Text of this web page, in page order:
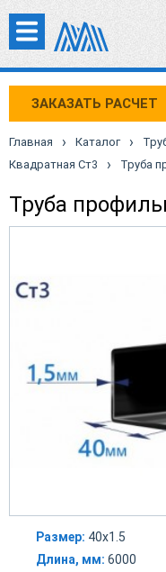
ЗАКАЗАТЬ РАСЧЕТ
Главная › Каталог ›
Квадратная Ст3 › Труба
Труба
Размер: 40х1.5
Длина, мм: 6000